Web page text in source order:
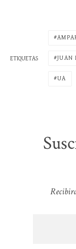
ETIQUETAS JUAN
UA